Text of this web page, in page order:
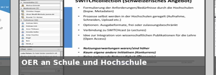
OER an Schule und Hochschule